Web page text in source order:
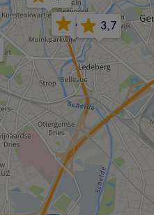
4,8 3,7